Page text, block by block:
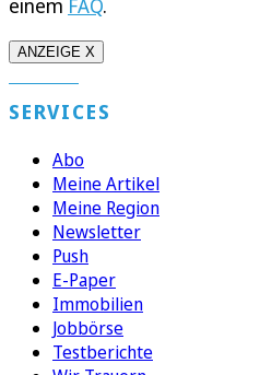
einem FAQ.
ANZEIGE X
SERVICES
Abo
Meine Artikel
Meine Region
Newsletter
Push
E-Paper
Immobilien
Jobbörse
Testberichte